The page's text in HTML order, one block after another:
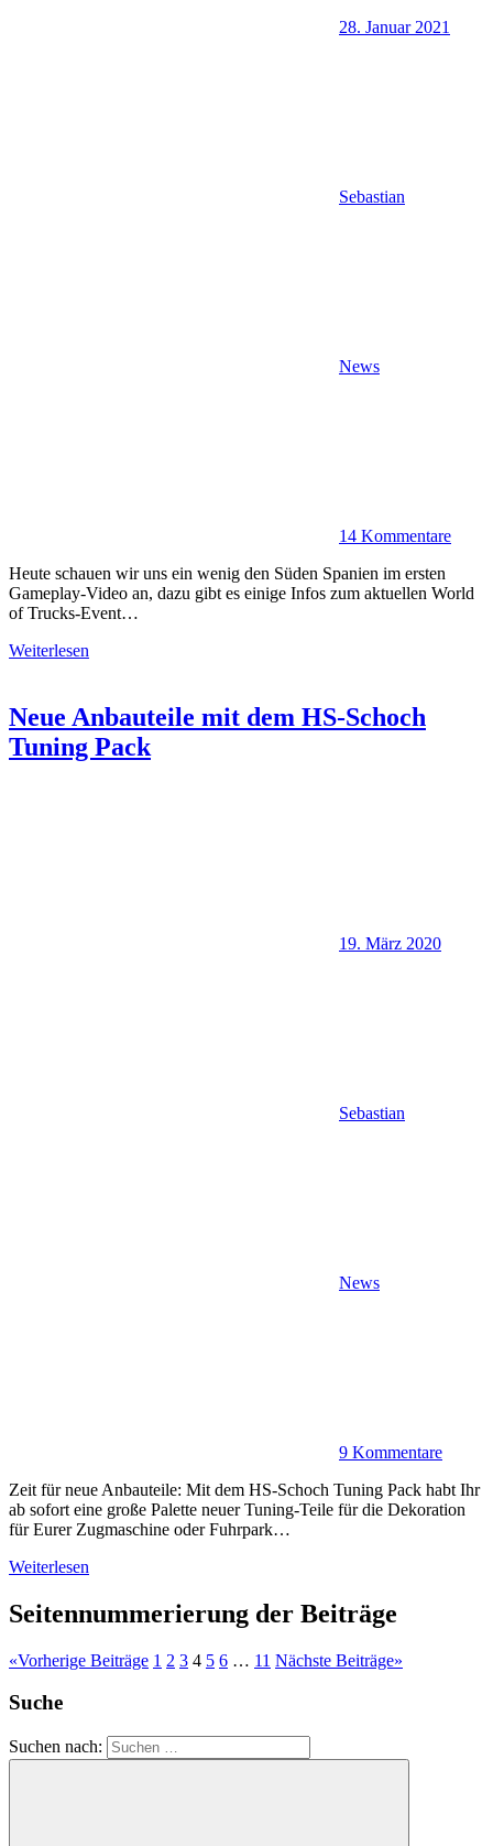
28. Januar 2021
Sebastian
News
14 Kommentare
Heute schauen wir uns ein wenig den Süden Spanien im ersten
Gameplay-Video an, dazu gibt es einige Infos zum aktuellen World
of Trucks-Event…
Weiterlesen
Neue Anbauteile mit dem HS-Schoch
Tuning Pack
19. März 2020
Sebastian
News
9 Kommentare
Zeit für neue Anbauteile: Mit dem HS-Schoch Tuning Pack habt Ihr
ab sofort eine große Palette neuer Tuning-Teile für die Dekoration
für Eurer Zugmaschine oder Fuhrpark…
Weiterlesen
Seitennummerierung der Beiträge
«Vorherige Beiträge 1 2 3 4 5 6 … 11 Nächste Beiträge»
Suche
Suchen nach: